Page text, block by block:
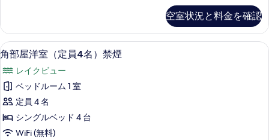
べ
て
の
写
真
を
表
示
3
名）
禁
の
詳
細
空室状況と料金を確認
角
屋
洋
室
（定
角部屋洋室（定員4名）禁煙 | ミニバ
6
角部屋洋室（定員4名）禁煙
レイクビュー
ベッドルーム 1 室
定員 4 名
シングルベッド 4 台
WiFi (無料)